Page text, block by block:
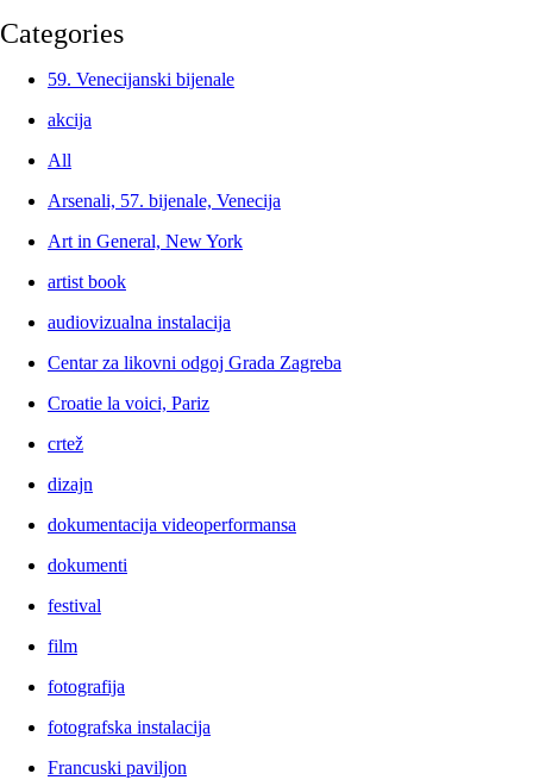
Categories
59. Venecijanski bijenale
akcija
All
Arsenali, 57. bijenale, Venecija
Art in General, New York
artist book
audiovizualna instalacija
Centar za likovni odgoj Grada Zagreba
Croatie la voici, Pariz
crtež
dizajn
dokumentacija videoperformansa
dokumenti
festival
film
fotografija
fotografska instalacija
Francuski paviljon